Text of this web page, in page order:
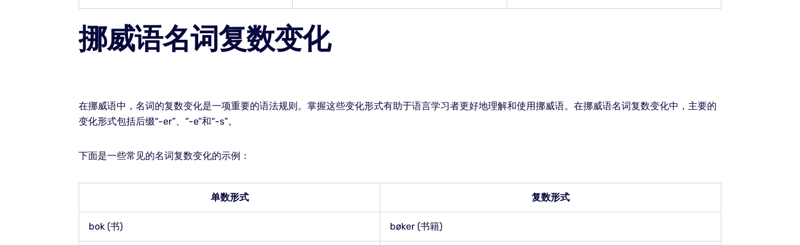
挪威语名词复数变化
在挪威语中，名词的复数变化是一项重要的语法规则。掌握这些变化形式有助于语言学习者更好地理解和使用挪威语。在挪威语名词复数变化中，主要的
变化形式包括后缀“-er”、“-e”和“-s”。
下面是一些常见的名词复数变化的示例：
单数形式 复数形式
bok (书) bøker (书籍)